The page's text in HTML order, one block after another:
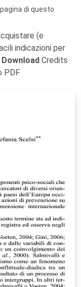
di questo
(e
indicazioni per
Credits
PDF